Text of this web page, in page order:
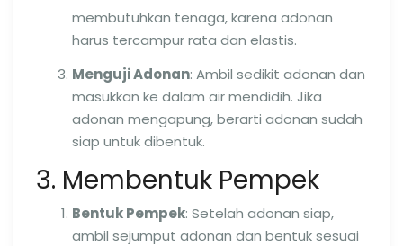
membutuhkan tenaga, karena adonan
harus tercampur rata dan elastis.
Menguji Adonan: Ambil sedikit adonan dan
masukkan ke dalam air mendidih. Jika
adonan mengapung, berarti adonan sudah
siap untuk dibentuk.
3. Membentuk Pempek
Bentuk Pempek: Setelah adonan siap,
ambil sejumput adonan dan bentuk sesuai